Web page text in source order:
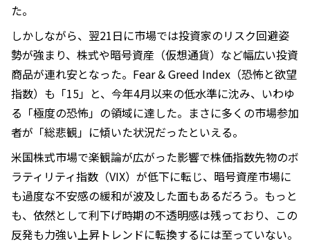
た。
しかしながら、翌21日に市場では投資家のリスク回避姿
勢が強まり、株式や暗号資産（仮想通貨）など幅広い投資
商品が連れ安となった。Fear & Greed Index（恐怖と欲望
指数）も「15」と、今年4月以来の低水準に沈み、いわゆ
る「極度の恐怖」の領域に達した。まさに多くの市場参加
者が「総悲観」に傾いた状況だったといえる。
米国株式市場で楽観論が広がった影響で株価指数先物のボ
ラティリティ指数（VIX）が低下に転じ、暗号資産市場に
も過度な不安感の緩和が波及した面もあるだろう。もっと
も、依然として利下げ時期の不透明感は残っており、この
反発も力強い上昇トレンドに転換するには至っていない。